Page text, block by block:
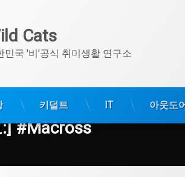
Cats
민국 '비'공식 취미생활 연구소
키덜트 IT 아웃도
:]#Macross